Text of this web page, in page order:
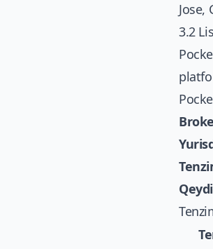
Jose,
3.2